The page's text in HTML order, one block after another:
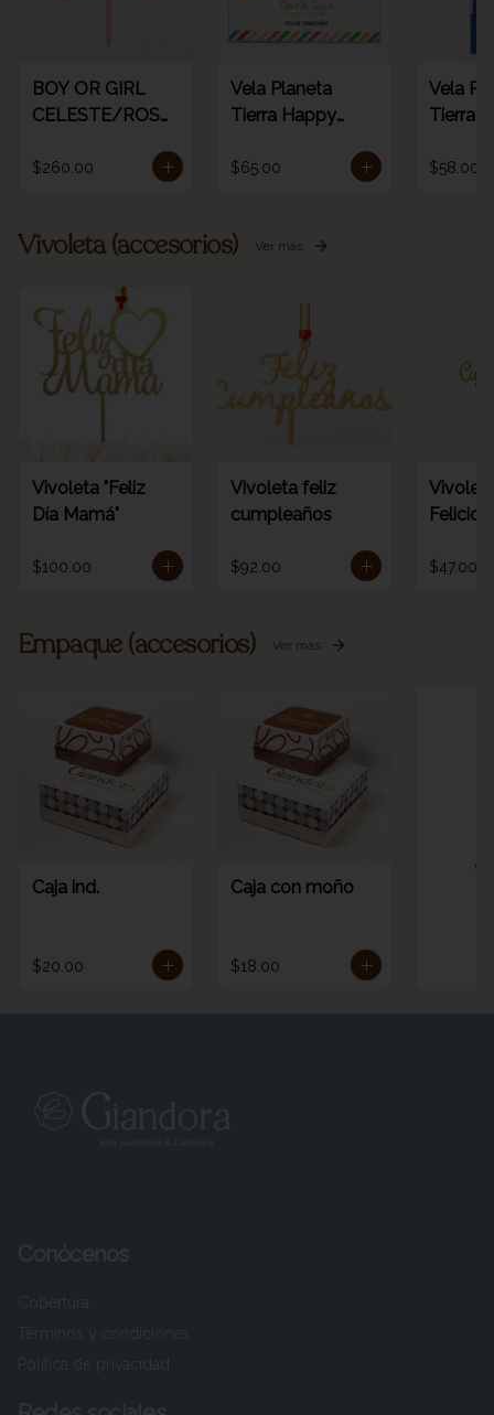
BOY OR GIRL
CELESTE/ROSA
$260.00
Vela Planeta
Tierra Happy
1pz
$65.00
Vela
Tierra
$58.00
Vivoleta (accesorios) Ver más
Vivoleta "Feliz
Día Mamá"
$100.00
Vivoleta feliz
cumpleaños
$92.00 $47.00
Empaque (accesorios) Ver más
Caja ind.
$20.00
Caja con moño
$18.00